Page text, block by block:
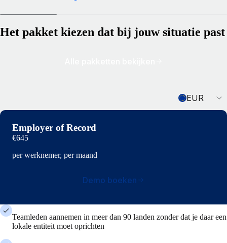
Het pakket kiezen dat bij jouw situatie past
EUR
Employer of Record
€645
per werknemer, per maand
Demo boeken
Teamleden aannemen in meer dan 90 landen zonder dat je daar een
lokale entiteit moet oprichten